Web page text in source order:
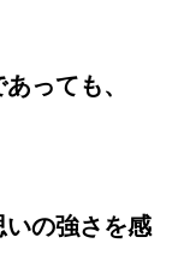
っても、
の強さを感